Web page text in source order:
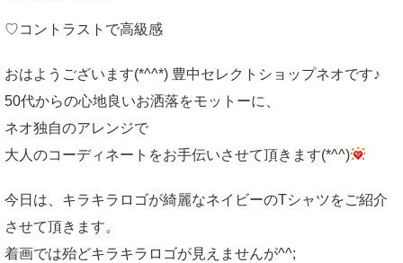
♡コントラストで高級感
おはようございます(*^^*) 豊中セレクトショップネオです♪
50代からの心地良いお洒落をモットーに、
ネオ独自のアレンジで
大人のコーディネートをお手伝いさせて頂きます(*^^)
今日は、キラキラロゴが綺麗なネイビーのTシャツをご紹介
させて頂きます。
着画では殆どキラキラロゴが見えませんが^^;